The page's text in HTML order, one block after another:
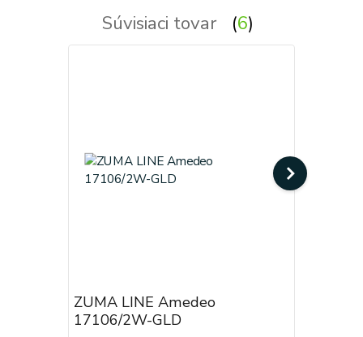
Súvisiaci tovar 6
ZUMA LINE Amedeo
17106/2W-GLD